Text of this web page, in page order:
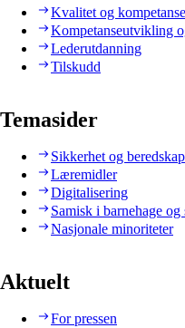
Kvalitet og kompetanse
Kompetanseutvikling
Lederutdanning
Tilskudd
Temasider
Sikkerhet og beredskap
Læremidler
Digitalisering
Samisk i barnehage og
Nasjonale minoriteter
Aktuelt
For pressen